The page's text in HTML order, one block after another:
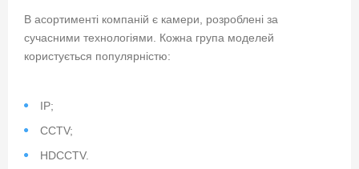
В асортименті компаній є камери, розроблені за
сучасними технологіями. Кожна група моделей
користується популярністю:
IP;
CCTV;
HDCCTV.